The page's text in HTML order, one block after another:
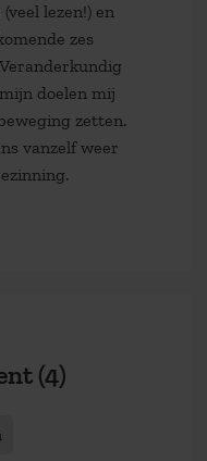
lezen!) en
zes
doelen mij
zetten.
vanzelf weer
(4)